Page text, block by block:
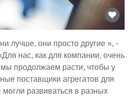
лучше, они просто другие », -
нас, как для компании, очень
продолжаем расти, чтобы у
поставщики агрегатов для
развиваться в разных